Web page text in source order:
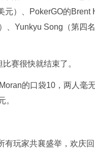
）、PokerGO的Brent
、Yunkyu Song（第四
赛很快就结束了。
的口袋10，两人毫
。
有玩家共襄盛举，欢庆回